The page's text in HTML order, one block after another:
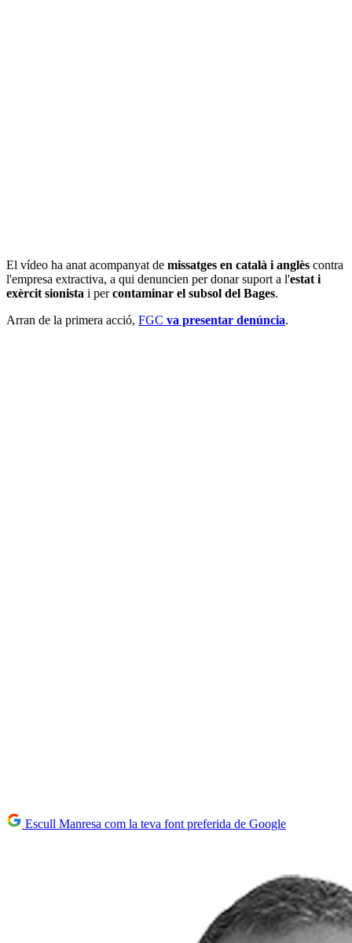
El vídeo ha anat acompanyat de missatges en català i anglès contra
l'empresa extractiva, a qui denuncien per donar suport a l'estat i
exèrcit sionista i percontaminar el subsol del Bages.
Arran de la primera acció, FGC va presentar denúncia.
Escull Manresa com la teva font preferida de Google